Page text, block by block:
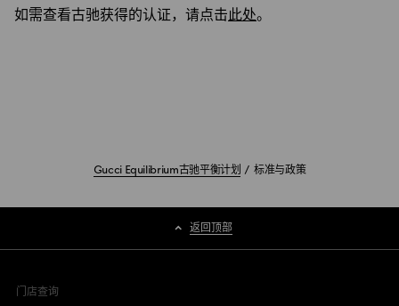
如需查看古驰获得的认证，请点击此处。
Gucci Equilibrium古驰平衡计划 / 标准与政策
返回顶部
门店查询